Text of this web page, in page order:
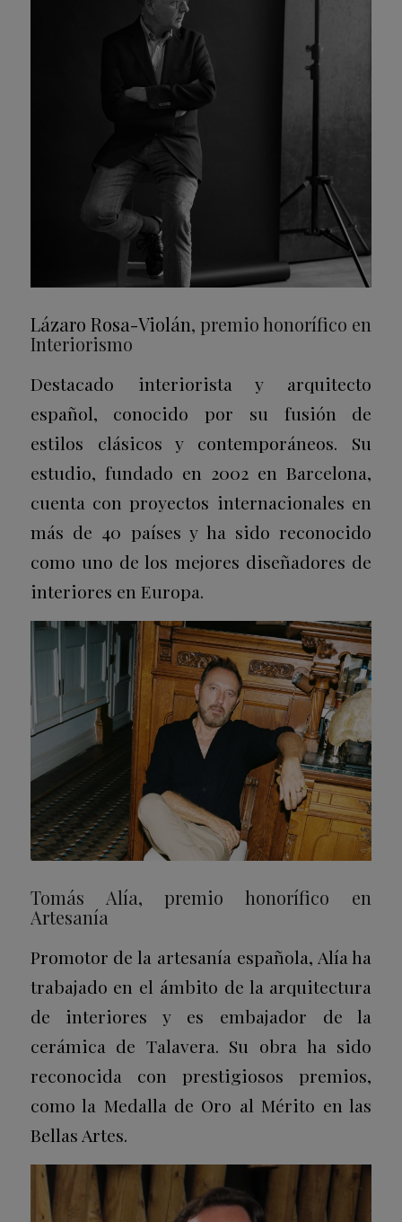
Lázaro Rosa-Violán, premio honorífico en
Interiorismo
Destacado interiorista y arquitecto
español, conocido por su fusión de
estilos clásicos y contemporáneos. Su
estudio, fundado en 2002 en Barcelona,
cuenta con proyectos internacionales en
más de 40 países y ha sido reconocido
como uno de los mejores diseñadores de
interiores en Europa.
Tomás Alía, premio honorífico en
Artesanía
Promotor de la artesanía española, Alía ha
trabajado en el ámbito de la arquitectura
de interiores y es embajador de la
cerámica de Talavera. Su obra ha sido
reconocida con prestigiosos premios,
como la Medalla de Oro al Mérito en las
Bellas Artes.